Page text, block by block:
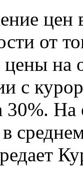
цен
от
на
с
30%. На